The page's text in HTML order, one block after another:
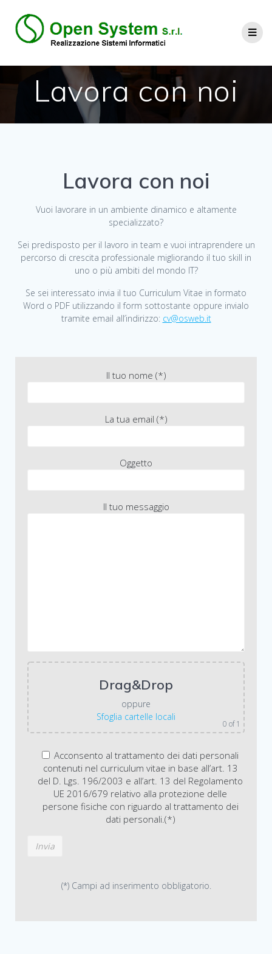
Lavora con noi
Lavora con noi
Vuoi lavorare in un ambiente dinamico e altamente
specializzato?
Sei predisposto per il lavoro in team e vuoi intraprendere un
percorso di crescita professionale migliorando il tuo skill in
uno o più ambiti del mondo IT?
Se sei interessato invia il tuo Curriculum Vitae in formato
Word o PDF utilizzando il form sottostante oppure invialo
tramite email all’indirizzo: cv@osweb.it
Il tuo nome (*)
La tua email (*)
Oggetto
Il tuo messaggio
Drag&Drop
oppure
Sfoglia cartelle locali
0 of 1
Acconsento al trattamento dei dati personali
contenuti nel curriculum vitae in base all’art. 13
del D. Lgs. 196/2003 e all’art. 13 del Regolamento
UE 2016/679 relativo alla protezione delle
persone fisiche con riguardo al trattamento dei
dati personali.(*)
(*) Campi ad inserimento obbligatorio.